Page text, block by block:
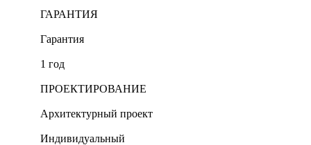
ГАРАНТИЯ
Гарантия
1 год
ПРОЕКТИРОВАНИЕ
Архитектурный проект
Индивидуальный